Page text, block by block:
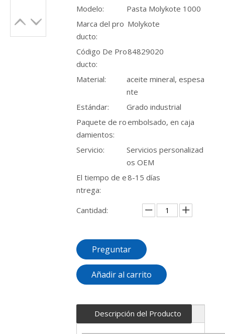
Modelo:
Pasta Molykote 1000
Marca del pro
ducto:
Molykote
Código De Pro
ducto:
84829020
Material:
aceite mineral, espesa
nte
Estándar:
Grado industrial
Paquete de ro
damientos:
embolsado, en caja
Servicio:
Servicios personalizad
os OEM
El tiempo de e
ntrega:
8-15 días
Cantidad:
Preguntar
Añadir al carrito
Descripción del Producto